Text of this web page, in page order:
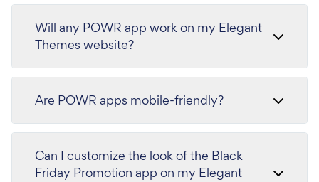
Will any POWR app work on my Elegant
Themes website?
Are POWR apps mobile-friendly?
Can I customize the look of the Black
Friday Promotion app on my Elegant